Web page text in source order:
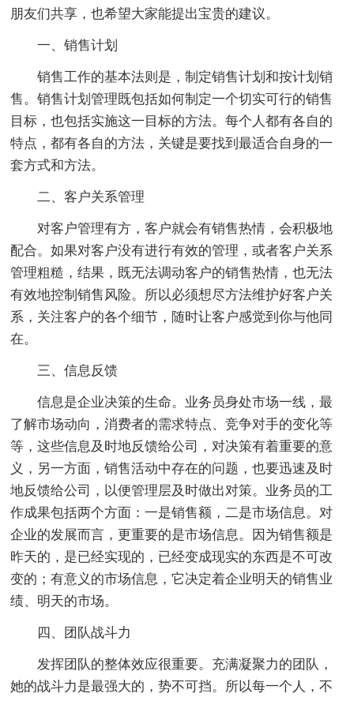
朋友们共享，也希望大家能提出宝贵的建议。
一、销售计划
销售工作的基本法则是，制定销售计划和按计划销
售。销售计划管理既包括如何制定一个切实可行的销售
目标，也包括实施这一目标的方法。每个人都有各自的
特点，都有各自的方法，关键是要找到最适合自身的一
套方式和方法。
二、客户关系管理
对客户管理有方，客户就会有销售热情，会积极地
配合。如果对客户没有进行有效的管理，或者客户关系
管理粗糙，结果，既无法调动客户的销售热情，也无法
有效地控制销售风险。所以必须想尽方法维护好客户关
系，关注客户的各个细节，随时让客户感觉到你与他同
在。
三、信息反馈
信息是企业决策的生命。业务员身处市场一线，最
了解市场动向，消费者的需求特点、竞争对手的变化等
等，这些信息及时地反馈给公司，对决策有着重要的意
义，另一方面，销售活动中存在的问题，也要迅速及时
地反馈给公司，以便管理层及时做出对策。业务员的工
作成果包括两个方面：一是销售额，二是市场信息。对
企业的发展而言，更重要的是市场信息。因为销售额是
昨天的，是已经实现的，已经变成现实的东西是不可改
变的；有意义的市场信息，它决定着企业明天的销售业
绩、明天的市场。
四、团队战斗力
发挥团队的整体效应很重要。充满凝聚力的团队，
她的战斗力是最强大的，势不可挡。所以每一个人，不